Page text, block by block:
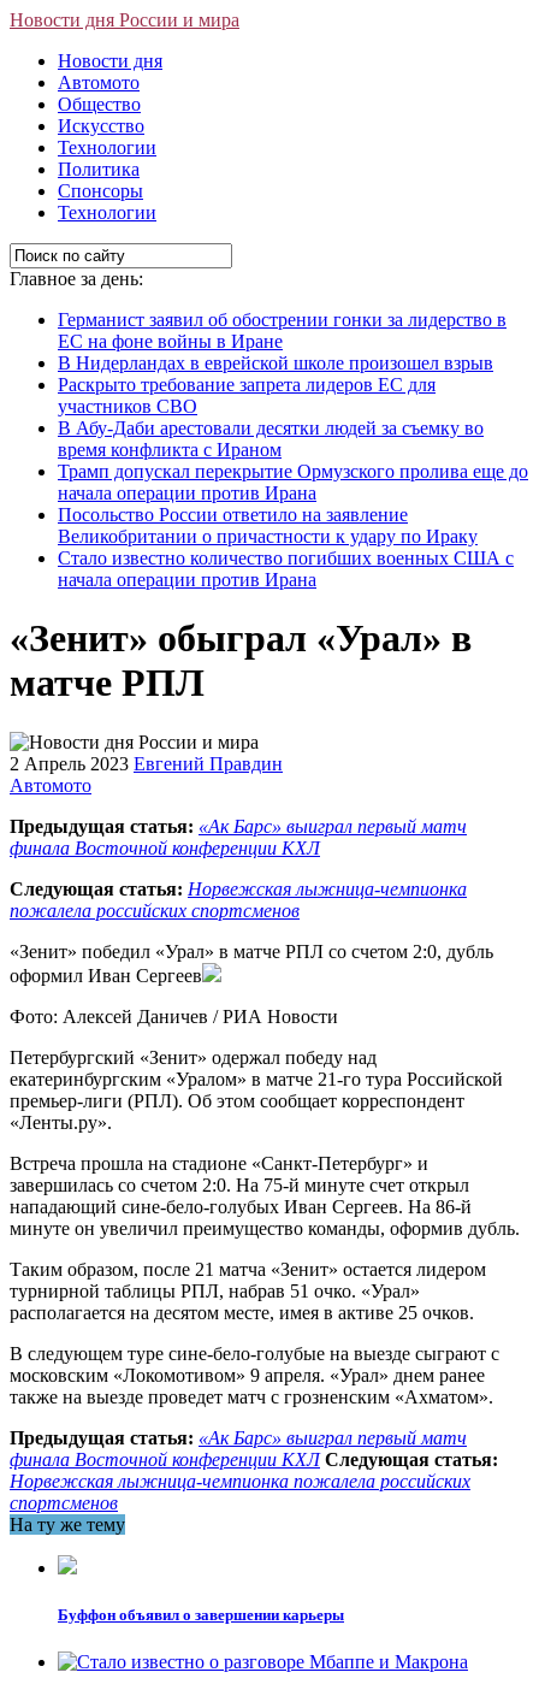
Новости дня России и мира
Новости дня
Автомото
Общество
Искусство
Технологии
Политика
Спонсоры
Технологии
Главное за день:
Германист заявил об обострении гонки за лидерство в
ЕС на фоне войны в Иране
В Нидерландах в еврейской школе произошел взрыв
Раскрыто требование запрета лидеров ЕС для
участников СВО
В Абу-Даби арестовали десятки людей за съемку во
время конфликта с Ираном
Трамп допускал перекрытие Ормузского пролива еще до
начала операции против Ирана
Посольство России ответило на заявление
Великобритании о причастности к удару по Ираку
Стало известно количество погибших военных США с
начала операции против Ирана
«Зенит» обыграл «Урал» в
матче РПЛ
2 Апрель 2023 Евгений Правдин
Автомото
Предыдущая статья: «Ак Барс» выиграл первый матч
финала Восточной конференции КХЛ
Следующая статья: Норвежская лыжница-чемпионка
пожалела российских спортсменов
«Зенит» победил «Урал» в матче РПЛ со счетом 2:0, дубль
оформил Иван Сергеев
Фото: Алексей Даничев / РИА Новости
Петербургский «Зенит» одержал победу над
екатеринбургским «Уралом» в матче 21-го тура Российской
премьер-лиги (РПЛ). Об этом сообщает корреспондент
«Ленты.ру».
Встреча прошла на стадионе «Санкт-Петербург» и
завершилась со счетом 2:0. На 75-й минуте счет открыл
нападающий сине-бело-голубых Иван Сергеев. На 86-й
минуте он увеличил преимущество команды, оформив дубль.
Таким образом, после 21 матча «Зенит» остается лидером
турнирной таблицы РПЛ, набрав 51 очко. «Урал»
располагается на десятом месте, имея в активе 25 очков.
В следующем туре сине-бело-голубые на выезде сыграют с
московским «Локомотивом» 9 апреля. «Урал» днем ранее
также на выезде проведет матч с грозненским «Ахматом».
Предыдущая статья: «Ак Барс» выиграл первый матч
финала Восточной конференции КХЛ Следующая статья:
Норвежская лыжница-чемпионка пожалела российских
спортсменов
На ту же тему
Буффон объявил о завершении карьеры